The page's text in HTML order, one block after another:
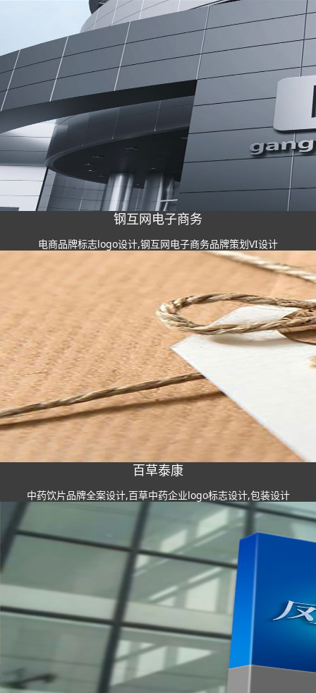
钢互网电子商务
电商品牌标志logo设计,钢互网电子商务品牌策划VI设计
百草泰康
中药饮片品牌全案设计,百草中药企业logo标志设计,包装设计